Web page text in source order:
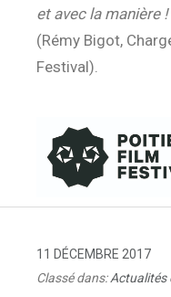
et avec la manière !
(Rémy Bigot,
Festival).
11 DÉCEMBRE 2017
Classé dans:Actualités